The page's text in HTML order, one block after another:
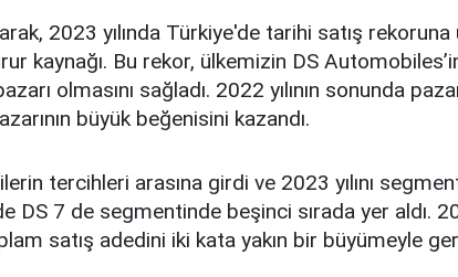
2023 yılında Türkiye'de tarihi satış rekoruna
kaynağı. Bu rekor, ülkemizin DS
olmasını sağladı. 2022 yılının sonunda
büyük beğenisini kazandı.
tercihleri arasına girdi ve 2023 yılını
DS 7 de segmentinde beşinci sırada yer aldı.
satış adedini iki kata yakın bir büyümeyle